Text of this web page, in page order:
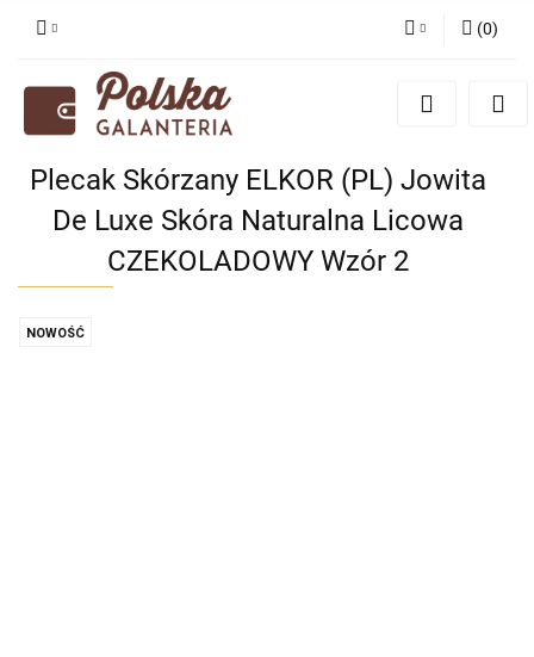
Zaloguj się
Zgody cookies
(0)
Plecak Skórzany ELKOR (PL) Jowita
De Luxe Skóra Naturalna Licowa
CZEKOLADOWY Wzór 2
NOWOŚĆ